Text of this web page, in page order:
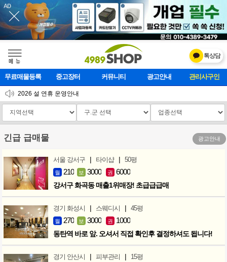
메    뉴
톡상담
무료매물등록 중고장터 커뮤니티 광고안내 마사지클럽
2026 설 연휴 운영안내
[업데이트]모바일 하단 고정메뉴 추가
[업데이트] 개선사항 안내
긴급 급매물 광고안내
서울 강서구 | 타이샵 | 50평
월 210 보 3000 권 6000
강서구 화곡동 매출1위매장! 초급급급매
경기 화성시 | 스웨디시 | 45평
월 270 보 3000 권 1000
동탄역 바로 앞. 오셔서 직접 확인후 결정하셔도 됩니다!
경기 안산시 | 피부관리 | 15평